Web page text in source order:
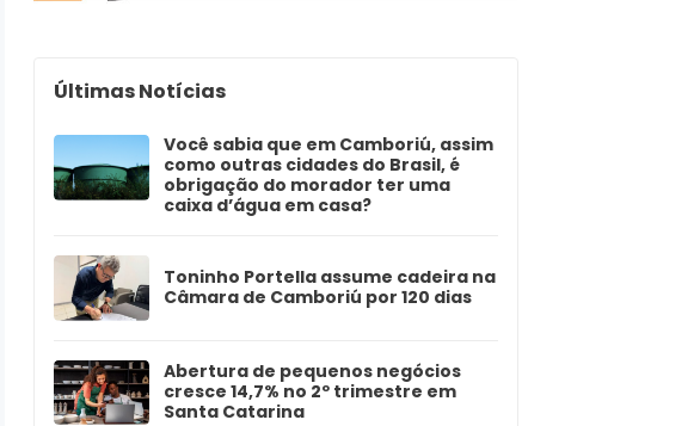
Últimas Notícias
Você sabia que em Camboriú, assim
como outras cidades do Brasil, é
obrigação do morador ter uma
caixa d’água em casa?
Toninho Portella assume cadeira na
Câmara de Camboriú por 120 dias
Abertura de pequenos negócios
cresce 14,7% no 2º trimestre em
Santa Catarina